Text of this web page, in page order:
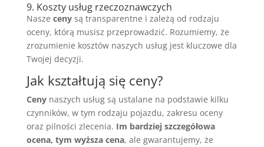
9. Koszty usług rzeczoznawczych
Nasze cenysą transparentne i zależą od rodzaju
oceny, którą musisz przeprowadzić. Rozumiemy, że
zrozumienie kosztów naszych usług jest kluczowe dla
Twojej decyzji.
Jak kształtują się ceny?
Cenynaszych usług są ustalane na podstawie kilku
czynników, w tym rodzaju pojazdu, zakresu oceny
oraz pilności zlecenia. Im bardziej szczegółowa
ocena, tym wyższa cena, ale gwarantujemy, że